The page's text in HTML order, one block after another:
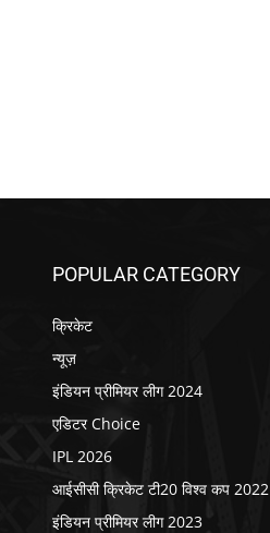
POPULAR CATEGORY
क्रिकेट
न्यूज़
इंडियन प्रीमियर लीग 2024
एडिटर Choice
IPL 2026
आईसीसी क्रिकेट टी20 विश्व कप 2022
इंडियन प्रीमियर लीग 2023